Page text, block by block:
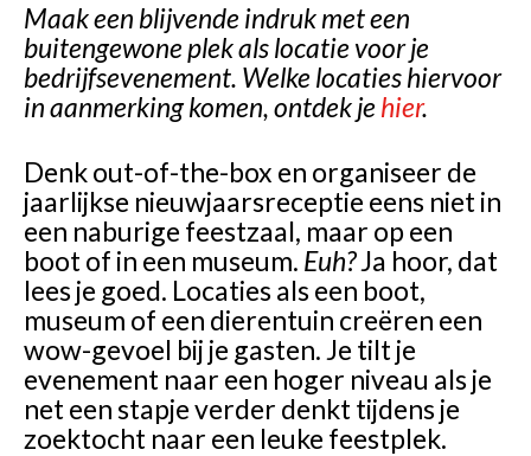
Maak een blijvende indruk met een
buitengewone plek als locatie voor je
bedrijfsevenement. Welke locaties hiervoor
in aanmerking komen, ontdek je hier.
Denk out-of-the-box en organiseer de
jaarlijkse nieuwjaarsreceptie eens niet in
een naburige feestzaal, maar op een
boot of in een museum. Euh?Ja hoor, dat
lees je goed. Locaties als een boot,
museum of een dierentuin creëren een
wow-gevoel bij je gasten. Je tilt je
evenement naar een hoger niveau als je
net een stapje verder denkt tijdens je
zoektocht naar een leuke feestplek.